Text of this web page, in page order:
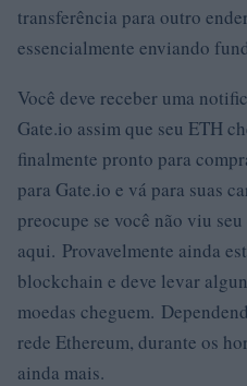
transferência para outro
essencialmente enviando
Você deve receber uma
Gate.io assim que seu ETH
finalmente pronto para
para Gate.io e vá para suas
preocupe se você não viu
aqui. Provavelmente ainda
blockchain e deve levar
moedas cheguem.
rede Ethereum, durante os
ainda mais.